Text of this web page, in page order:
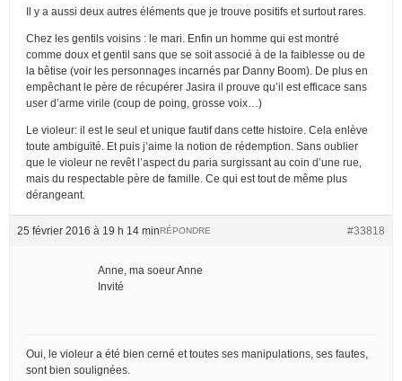
Il y a aussi deux autres éléments que je trouve positifs et surtout rares.
Chez les gentils voisins : le mari. Enfin un homme qui est montré
comme doux et gentil sans que se soit associé à de la faiblesse ou de
la bêtise (voir les personnages incarnés par Danny Boom). De plus en
empêchant le père de récupérer Jasira il prouve qu’il est efficace sans
user d’arme virile (coup de poing, grosse voix…)
Le violeur: il est le seul et unique fautif dans cette histoire. Cela enlève
toute ambiguïté. Et puis j’aime la notion de rédemption. Sans oublier
que le violeur ne revêt l’aspect du paria surgissant au coin d’une rue,
mais du respectable père de famille. Ce qui est tout de même plus
dérangeant.
25 février 2016 à 19 h 14 min #33818
RÉPONDRE
Anne, ma soeur Anne
Invité
Oui, le violeur a été bien cerné et toutes ses manipulations, ses fautes,
sont bien soulignées.